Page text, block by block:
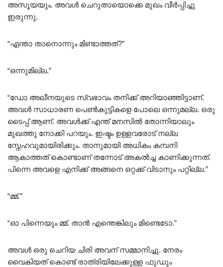
അസൂയയും. അവൾ ചെറുതായൊക്കെ മുഖം വീർപ്പിച്ചു
ഇരുന്നു.
“എന്താ താനൊന്നും മിണ്ടാത്തത്?”
“ഒന്നുമില്ല.”
“ഡോ അലീനയുടെ സ്വഭാവം തനിക്ക് അറിയാഞ്ഞിട്ടാണ്.
അവൾ സാധാരണ പെൺകുട്ടികളെ പോലെ ഒന്നുമല്ല. ഒരു
ടൈപ്പ് ആണ്. അവൾക്ക് എന്ത് മനസിൽ തോന്നിയാലും
മുഖത്തു നോക്കി പറയും. ഇഷ്ടം ഉള്ളവരോട് നല്ല
സ്നേഹവുമായിരിക്കും. താനുമായി അധികം കമ്പനി
ആകാത്തത് കൊണ്ടാണ് തന്നോട് അകൽച്ച കാണിക്കുന്നത്.
പിന്നെ അവളെ എനിക്ക് അങ്ങനെ ഒറ്റക്ക് വിടാനും പറ്റില്ല.”
“മ്മ്.”
“ഓ പിന്നെയും മ്മ്. താൻ എന്തെങ്കിലും മിണ്ടെടോ.”
അവൾ ഒരു ചെറിയ ചിരി അവന് സമ്മാനിച്ചു. നേരം
വൈകിയത് കൊണ്ട് രാത്രിയിലേക്കുള്ള ഫുഡും